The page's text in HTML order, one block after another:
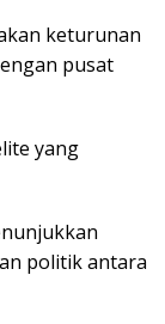
keturunan
pusat
yang
politik antara